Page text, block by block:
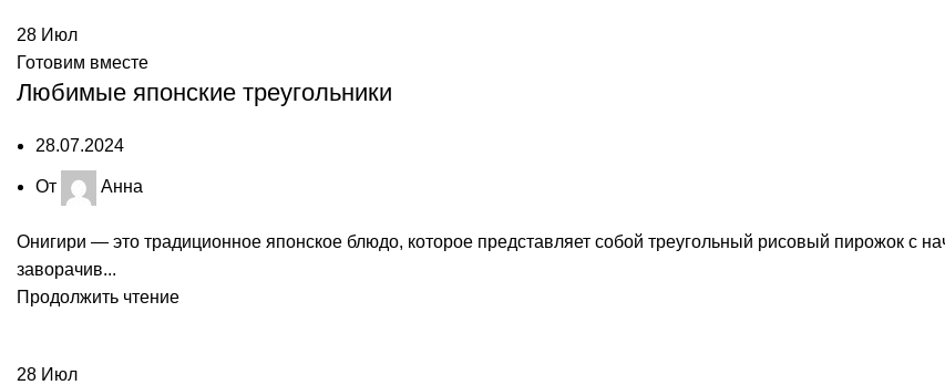
28 Июл
Готовим вместе
Любимые японские треугольники
28.07.2024
От Анна
Онигири — это традиционное японское блюдо, которое представляет собой треугольный рисовый пирожок с
заворачив...
Продолжить чтение
28 Июл